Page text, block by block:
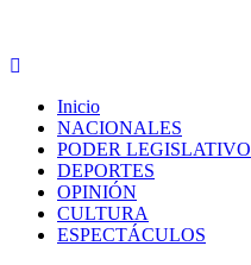
Inicio
NACIONALES
PODER LEGISLATIVO
DEPORTES
OPINIÓN
CULTURA
ESPECTÁCULOS